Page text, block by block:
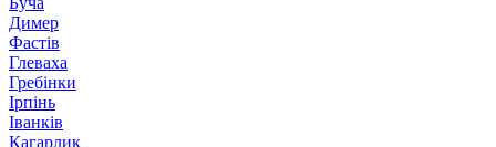
Димер
Фастів
Глеваха
Гребінки
Ірпінь
Іванків
Кагарлик